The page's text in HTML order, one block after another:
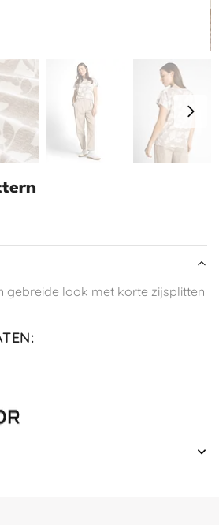
gebreide look met korte zijsplitten
: